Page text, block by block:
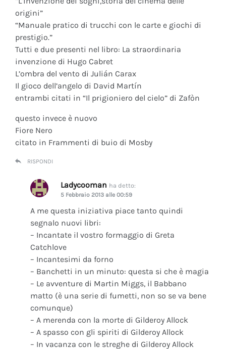
origini”
“Manuale pratico di trucchi con le carte e giochi di
prestigio.”
Tutti e due presenti nel libro: La straordinaria
invenzione di Hugo Cabret
L’ombra del vento di Julián Carax
Il gioco dell’angelo di David Martín
entrambi citati in “Il prigioniero del cielo” di Zafòn
questo invece è nuovo
Fiore Nero
citato in Frammenti di buio di Mosby
RISPONDI
Ladycooman ha detto:
5 Febbraio 2013 alle 00:59
A me questa iniziativa piace tanto quindi
segnalo nuovi libri:
– Incantate il vostro formaggio di Greta
Catchlove
– Incantesimi da forno
– Banchetti in un minuto: questa si che è magia
– Le avventure di Martin Miggs, il Babbano
matto (è una serie di fumetti, non so se va bene
comunque)
– A merenda con la morte di Gilderoy Allock
– A spasso con gli spiriti di Gilderoy Allock
– In vacanza con le streghe di Gilderoy Allock